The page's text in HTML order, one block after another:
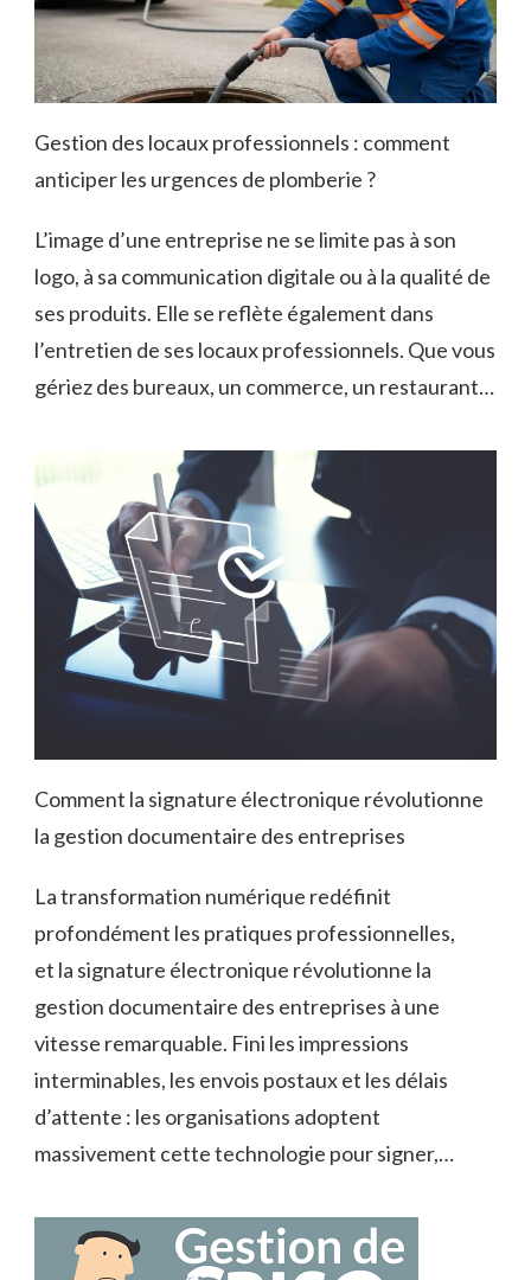
Gestion des locaux professionnels : comment
anticiper les urgences de plomberie ?
L’image d’une entreprise ne se limite pas à son
logo, à sa communication digitale ou à la qualité de
ses produits. Elle se reflète également dans
l’entretien de ses locaux professionnels. Que vous
gériez des bureaux, un commerce, un restaurant…
Comment la signature électronique révolutionne
la gestion documentaire des entreprises
La transformation numérique redéfinit
profondément les pratiques professionnelles,
et la signature électronique révolutionne la
gestion documentaire des entreprises à une
vitesse remarquable. Fini les impressions
interminables, les envois postaux et les délais
d’attente : les organisations adoptent
massivement cette technologie pour signer,…